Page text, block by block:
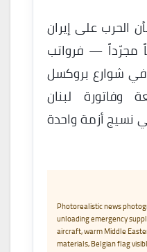
الحرب على إيران
مجرّداً — فرواتب
في شوارع بروكسل
وفاتورة لبنان
نسيج أزمة واحدة
Photorealistic news
unloading emergency
aircraft, warm Middle
materials, Belgian flag